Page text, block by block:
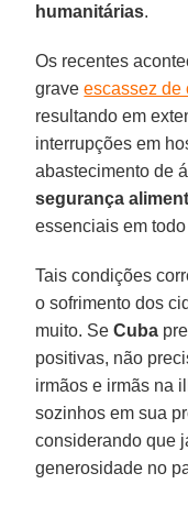
humanitárias.
Os recentes
graveescassez
resultando em
interrupções em
abastecimento de
segurança
essenciais em
Tais condições
o sofrimento dos
muito. SeCuba
positivas, não
irmãos e irmãs na
sozinhos em sua
considerando que
generosidade no